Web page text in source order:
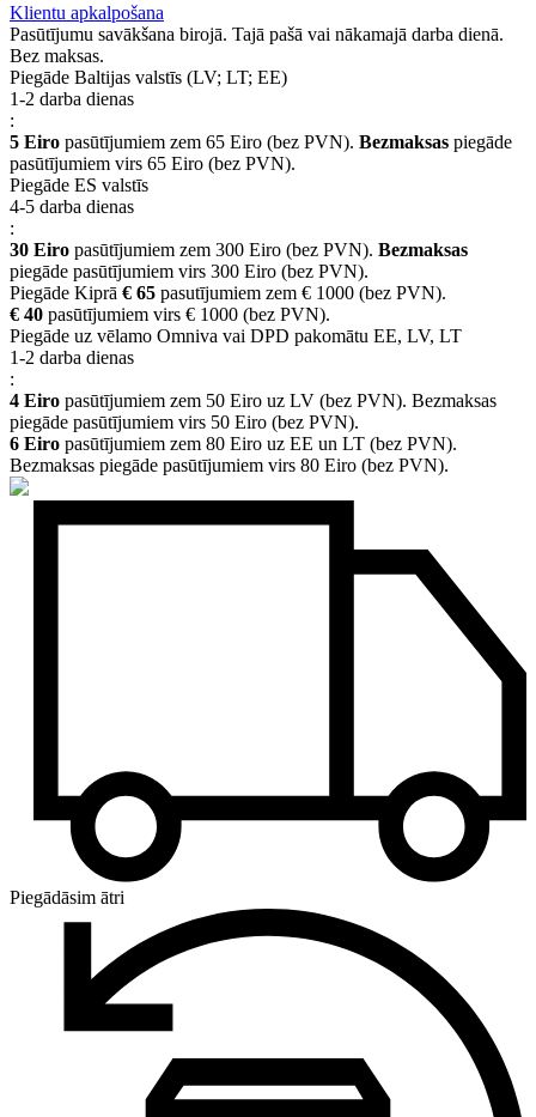
Klientu apkalpošana
Pasūtījumu savākšana birojā. Tajā pašā vai nākamajā darba dienā.
Bez maksas.
Piegāde Baltijas valstīs (LV; LT; EE)
1-2 darba dienas
:
5 Eiro pasūtījumiem zem 65 Eiro (bez PVN). Bezmaksas piegāde
pasūtījumiem virs 65 Eiro (bez PVN).
Piegāde ES valstīs
4-5 darba dienas
:
30 Eiro pasūtījumiem zem 300 Eiro (bez PVN). Bezmaksas
piegāde pasūtījumiem virs 300 Eiro (bez PVN).
Piegāde Kiprā € 65 pasutījumiem zem € 1000 (bez PVN).
€ 40 pasūtījumiem virs € 1000 (bez PVN).
Piegāde uz vēlamo Omniva vai DPD pakomātu EE, LV, LT
1-2 darba dienas
:
4 Eiro pasūtījumiem zem 50 Eiro uz LV (bez PVN). Bezmaksas
piegāde pasūtījumiem virs 50 Eiro (bez PVN).
6 Eiro pasūtījumiem zem 80 Eiro uz EE un LT (bez PVN).
Bezmaksas piegāde pasūtījumiem virs 80 Eiro (bez PVN).
Piegādāsim ātri